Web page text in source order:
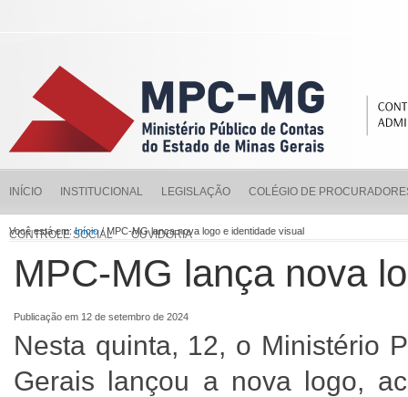
INÍCIO INSTITUCIONAL LEGISLAÇÃO COLÉGIO DE
CONTROLE SOCIAL OUVIDORIA
Você está em:Início/ MPC-MG lança nova logo e identidade visual
MPC-MG lança nova
Publicação em 12 de setembro de 2024
Nesta quinta, 12, o Ministério
Gerais lançou a nova logo,